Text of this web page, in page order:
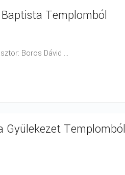
Templomból
Boros Dávid ...
Templomból